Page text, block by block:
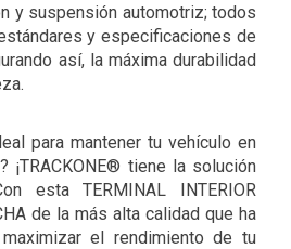
y suspensión automotriz; todos
y especificaciones de
así, la máxima durabilidad
para mantener tu vehículo en
¡TRACKONE® tiene la solución
esta TERMINAL INTERIOR
de la más alta calidad que ha
el rendimiento de tu